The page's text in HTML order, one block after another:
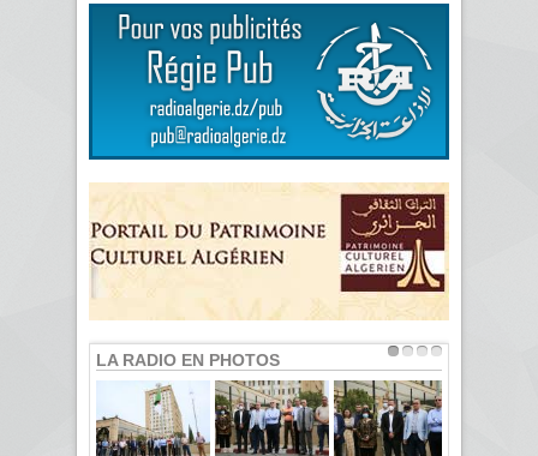
LA RADIO EN PHOTOS